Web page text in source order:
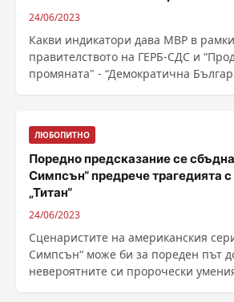
24/06/2023
Какви индикатори дава МВР в
правителството на ГЕРБ-СДС и
промяната" - “Демократична
ЛЮБОПИТНО
Поредно предсказание се
Симпсън“ предрече трагедията
„Титан“
24/06/2023
Сценаристите на американския
Симпсън“ може би за пореден път
невероятните си пророчески умения. През